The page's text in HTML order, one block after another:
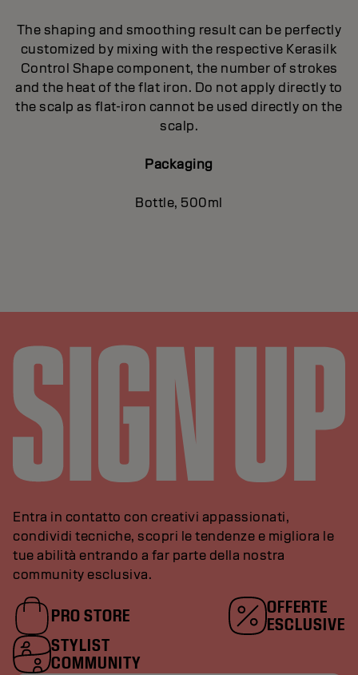
The shaping and smoothing result can be perfectly
customized by mixing with the respective Kerasilk
Control Shape component, the number of strokes
and the heat of the flat iron. Do not apply directly to
the scalp as flat-iron cannot be used directly on the
scalp.
Packaging
Bottle, 500ml
Entra in contatto con creativi appassionati,
condividi tecniche, scopri le tendenze e migliora le
tue abilità entrando a far parte della nostra
community esclusiva.
PRO STORE
OFFERTE
ESCLUSIVE
STYLIST
COMMUNITY